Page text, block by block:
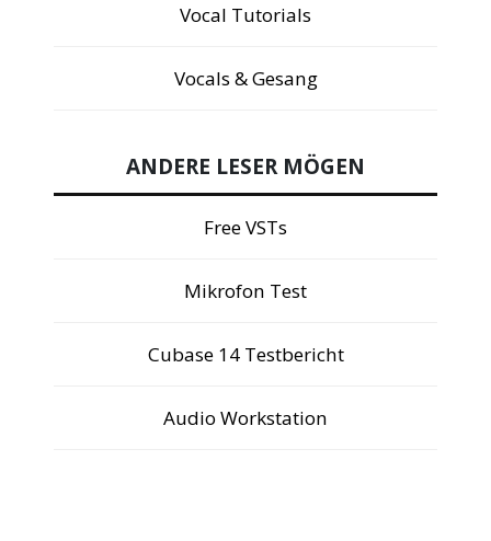
Vocal Tutorials
Vocals & Gesang
ANDERE LESER MÖGEN
Free VSTs
Mikrofon Test
Cubase 14 Testbericht
Audio Workstation